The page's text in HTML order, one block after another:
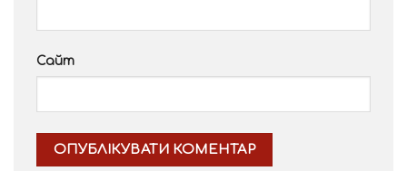
Сайт